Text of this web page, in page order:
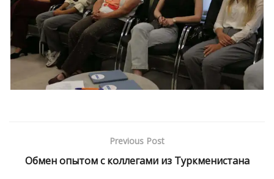
Previous Post
Обмен опытом с коллегами из Туркменистана